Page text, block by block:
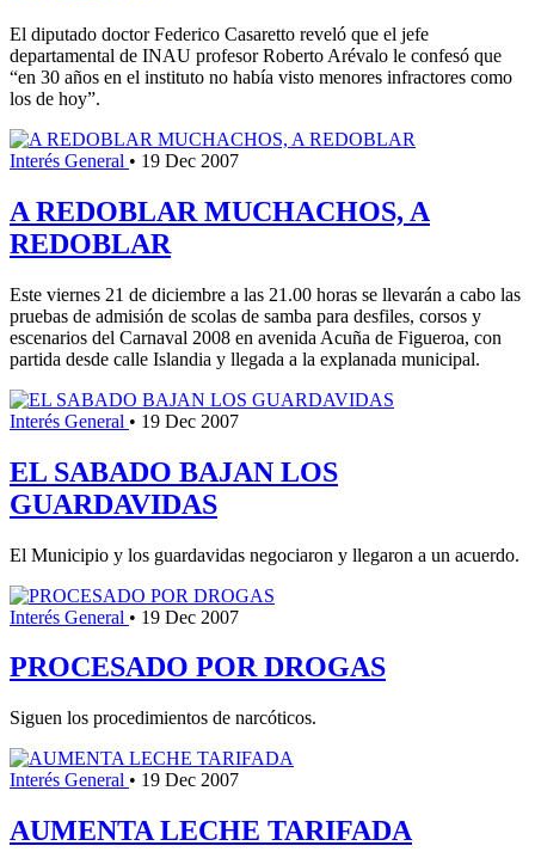
El diputado doctor Federico Casaretto reveló que el jefe
departamental de INAU profesor Roberto Arévalo le confesó que
“en 30 años en el instituto no había visto menores infractores como
los de hoy”.
Interés General • 19 Dec 2007
A REDOBLAR MUCHACHOS, A
REDOBLAR
Este viernes 21 de diciembre a las 21.00 horas se llevarán a cabo las
pruebas de admisión de scolas de samba para desfiles, corsos y
escenarios del Carnaval 2008 en avenida Acuña de Figueroa, con
partida desde calle Islandia y llegada a la explanada municipal.
Interés General • 19 Dec 2007
EL SABADO BAJAN LOS
GUARDAVIDAS
El Municipio y los guardavidas negociaron y llegaron a un acuerdo.
Interés General • 19 Dec 2007
PROCESADO POR DROGAS
Siguen los procedimientos de narcóticos.
Interés General • 19 Dec 2007
AUMENTA LECHE TARIFADA